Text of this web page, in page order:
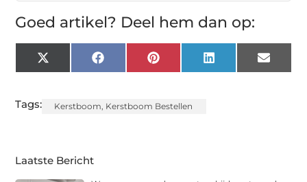
Goed artikel? Deel hem dan op:
X
(Twitter)
FacebookPinterest LinkedIn Email
Tags: Kerstboom Kerstboom Bestellen
Laatste Bericht